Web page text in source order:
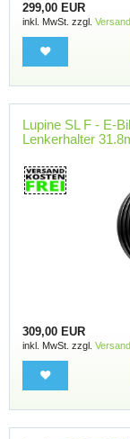
299,00 EUR
inkl. MwSt. zzgl. Versand
Lupine SL F - E-
Lenkerhalter
309,00 EUR
inkl. MwSt. zzgl. Versand